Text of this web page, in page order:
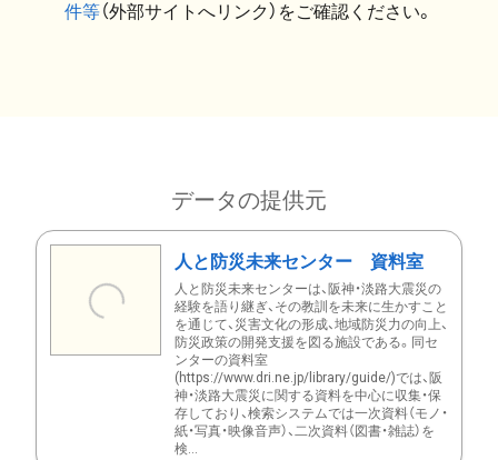
件等（外部サイトへリンク）をご確認ください。
データの提供元
人と防災未来センター 資料室
人と防災未来センターは、阪神・淡路大震災の
経験を語り継ぎ、その教訓を未来に生かすこと
を通じて、災害文化の形成、地域防災力の向上、
防災政策の開発支援を図る施設である。同セ
ンターの資料室
(https://www.dri.ne.jp/library/guide/)では、阪
神・淡路大震災に関する資料を中心に収集・保
存しており、検索システムでは一次資料（モノ・
紙・写真・映像音声）、二次資料（図書・雑誌）を
検...